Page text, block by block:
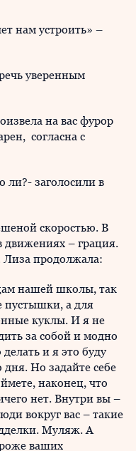
нам устроить» –
уверенным
на вас фурор
согласна с
ли?- заголосили в
скоростью. В
движениях – грация.
Лиза продолжала:
нашей школы, так
пустышки, а для
куклы. И я не
за собой и модно
и я это буду
дня. Но задайте себе
наконец, что
нет. Внутри вы –
вокруг вас – такие
Муляж. А
ваших